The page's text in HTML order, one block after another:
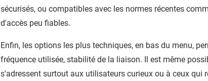
sécurisés, ou compatibles avec les normes récentes
d'accès peu fiables.
Enfin, les options les plus techniques, en bas du menu,
fréquence utilisée, stabilité de la liaison. Il est même
s'adressent surtout aux utilisateurs curieux ou à ceux qui